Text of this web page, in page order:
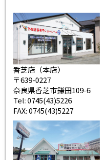
香芝店（本店）
〒639-0227
奈良県香芝市鎌田109-6
Tel: 0745(43)5226
FAX: 0745(43)5227